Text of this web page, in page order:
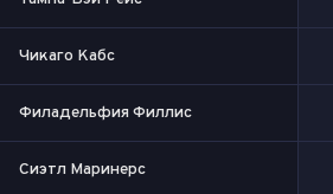
Чикаго Кабс
Филадельфия Филлис
Сиэтл Маринерс